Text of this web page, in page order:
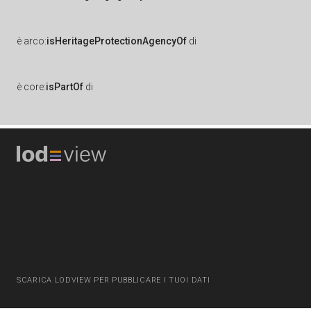
è arco:isHeritageProtectionAgencyOf di
è core:isPartOf di
SCARICA LODVIEW PER PUBBLICARE I TUOI DATI